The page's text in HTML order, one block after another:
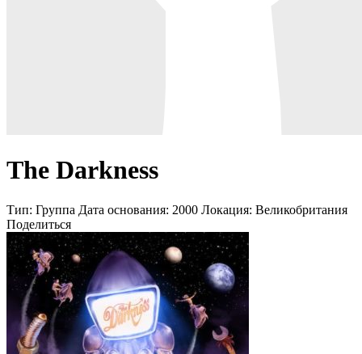
The Darkness
Тип: Группа Дата основания: 2000 Локация: Великобритания
Поделиться